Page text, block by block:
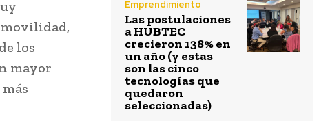
los
mayor
Emprendimiento
Las postulaciones
a HUBTEC
crecieron 138% en
un año (y estas
son las cinco
tecnologías que
quedaron
seleccionadas)